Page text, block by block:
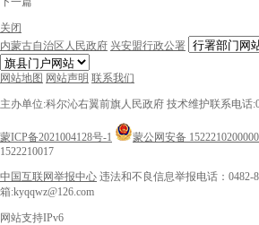
关闭
内蒙古自治区人民政府 兴安盟行政公署
网站地图 网站声明 联系我们
主办单位:科尔沁右翼前旗人民政府 技术维护联系电话
蒙ICP备2021004128号-1 蒙公网安备
1522210017
中国互联网举报中心 违法和不良信息举报电话：0482-
箱:kyqqwz@126.com
网站支持IPv6